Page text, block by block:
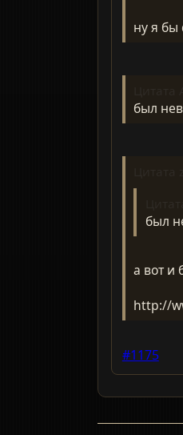
ну я бы
был
был
а вот и
http://
#1175